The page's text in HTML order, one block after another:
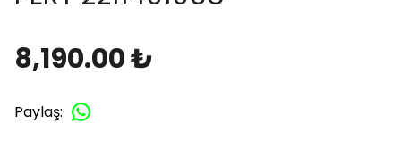
8,190.00 ₺
Paylaş: